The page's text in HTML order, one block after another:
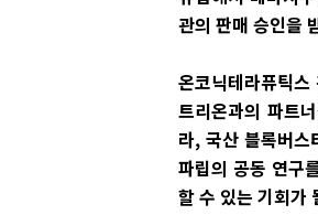
관의 판매 승인을
온코닉테라퓨틱
트리온과의 파트
라, 국산 블록버스
파립의 공동 연구
할 수 있는 기회가